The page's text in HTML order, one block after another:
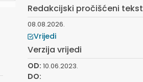
Redakcijski pročišćeni tekst
08.08.2026.
Vrijedi
Verzija vrijedi
OD: 10.06.2023.
DO: